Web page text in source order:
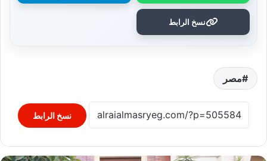
نسخ الرابط
مصر
نسخ الرابط